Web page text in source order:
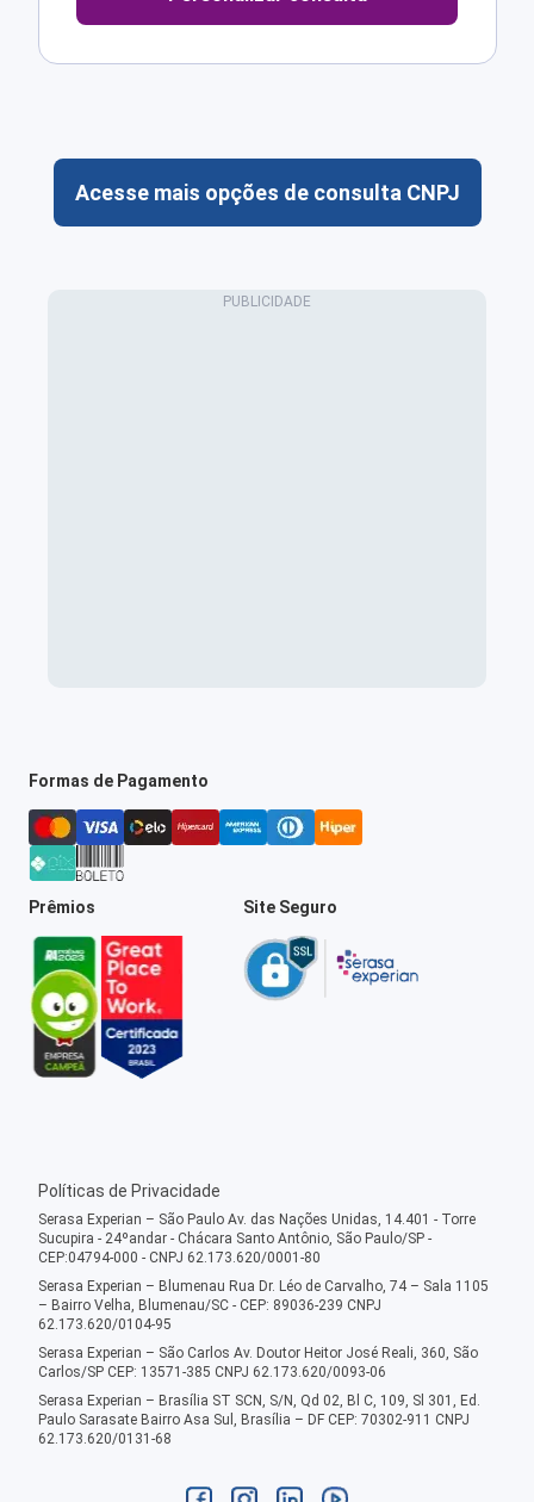
Acesse mais opções de consulta CNPJ
Formas de Pagamento
Prêmios Site Seguro
Políticas de Privacidade
Serasa Experian – São Paulo Av. das Nações Unidas, 14.401 - Torre
Sucupira - 24ºandar - Chácara Santo Antônio, São Paulo/SP -
CEP:04794-000 - CNPJ 62.173.620/0001-80
Serasa Experian – Blumenau Rua Dr. Léo de Carvalho, 74 – Sala 1105
– Bairro Velha, Blumenau/SC - CEP: 89036-239 CNPJ
62.173.620/0104-95
Serasa Experian – São Carlos Av. Doutor Heitor José Reali, 360, São
Carlos/SP CEP: 13571-385 CNPJ 62.173.620/0093-06
Serasa Experian – Brasília ST SCN, S/N, Qd 02, Bl C, 109, Sl 301, Ed.
Paulo Sarasate Bairro Asa Sul, Brasília – DF CEP: 70302-911 CNPJ
62.173.620/0131-68